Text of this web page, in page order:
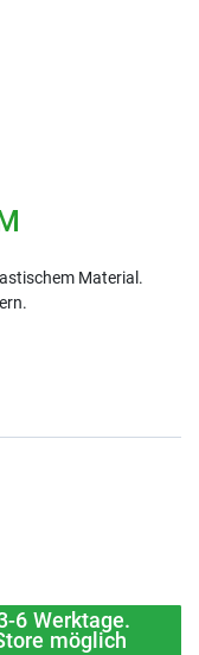
Material.
6 Werktage.
möglich